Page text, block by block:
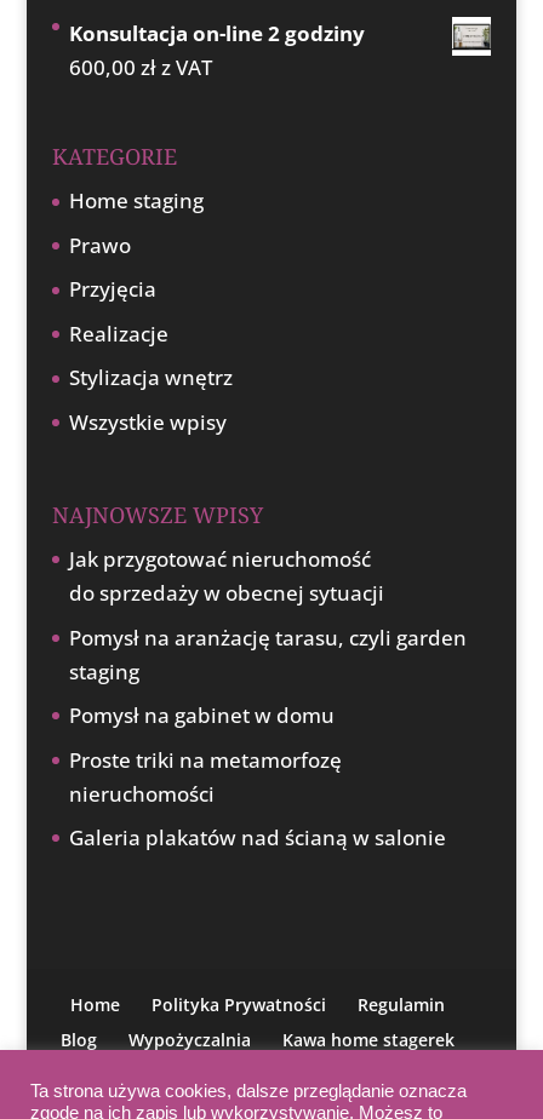
Konsultacja on-line 2 godziny
600,00 złz VAT
KATEGORIE
Home staging
Prawo
Przyjęcia
Realizacje
Stylizacja wnętrz
Wszystkie wpisy
NAJNOWSZE WPISY
Jak przygotować nieruchomość
do sprzedaży w obecnej sytuacji
Pomysł na aranżację tarasu, czyli garden
staging
Pomysł na gabinet w domu
Proste triki na metamorfozę
nieruchomości
Galeria plakatów nad ścianą w salonie
Home Polityka Prywatności
Regulamin
Blog
Wypożyczalnia
Kawa home stagerek
Kurs aranżacji
Ta strona używa cookies, dalsze przeglądanie oznacza
zgodę na ich zapis lub wykorzystywanie. Możesz to